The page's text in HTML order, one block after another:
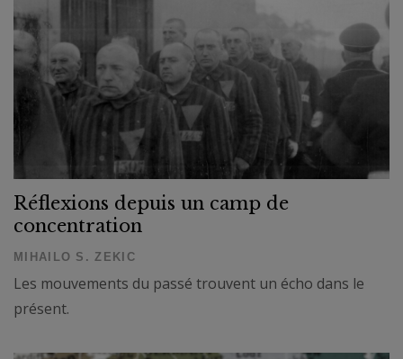
Réflexions depuis un camp de
concentration
MIHAILO S. ZEKIC
Les mouvements du passé trouvent un écho dans le
présent.